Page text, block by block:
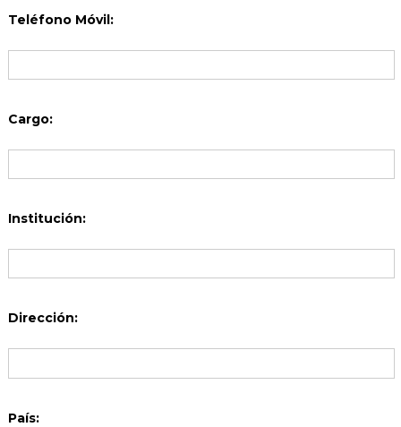
Teléfono Móvil:
Cargo:
Institución:
Dirección:
País: